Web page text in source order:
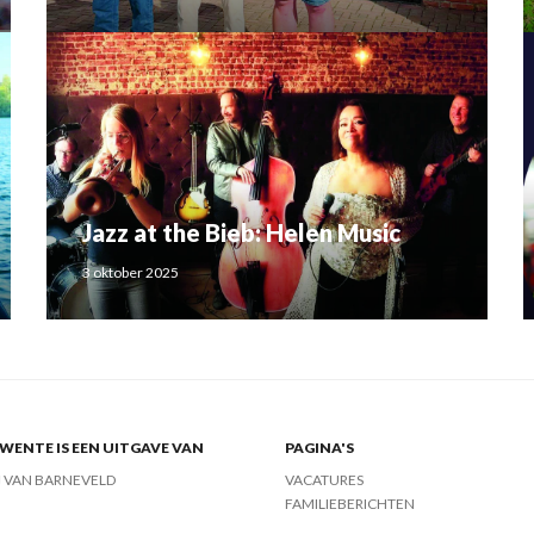
Jazz at the Bieb: Helen Music
3 oktober 2025
IS EEN UITGAVE VAN
VAN BARNEVELD
PAGINA'S
VACATURES
FAMILIEBERICHTEN